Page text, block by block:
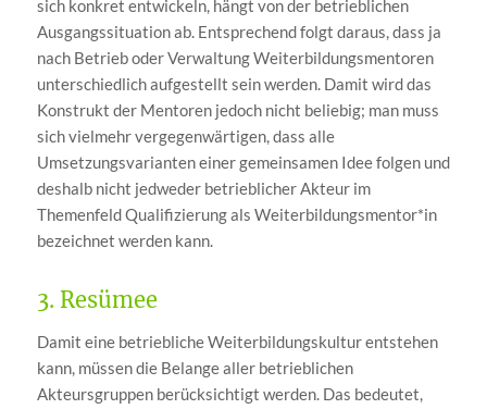
sich konkret entwickeln, hängt von der betrieblichen
Ausgangssituation ab. Entsprechend folgt daraus, dass ja
nach Betrieb oder Verwaltung Weiterbildungsmentoren
unterschiedlich aufgestellt sein werden. Damit wird das
Konstrukt der Mentoren jedoch nicht beliebig; man muss
sich vielmehr vergegenwärtigen, dass alle
Umsetzungsvarianten einer gemeinsamen Idee folgen und
deshalb nicht jedweder betrieblicher Akteur im
Themenfeld Qualifizierung als Weiterbildungsmentor*in
bezeichnet werden kann.
3. Resümee
Damit eine betriebliche Weiterbildungskultur entstehen
kann, müssen die Belange aller betrieblichen
Akteursgruppen berücksichtigt werden. Das bedeutet,